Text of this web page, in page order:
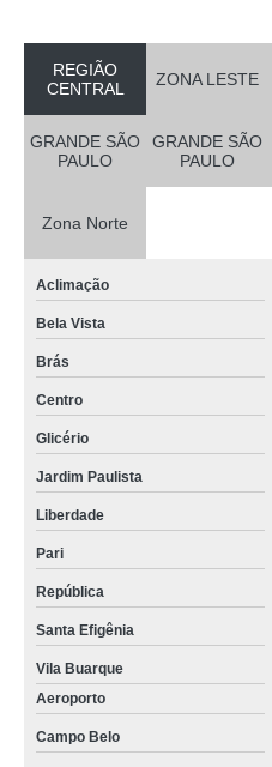
REGIÃO
CENTRAL
ZONA LESTE
GRANDE SÃO
PAULO
GRANDE SÃO
PAULO
Zona Norte
Aclimação
Bela Vista
Brás
Centro
Glicério
Jardim Paulista
Liberdade
Pari
República
Santa Efigênia
Vila Buarque
Aeroporto
Campo Belo